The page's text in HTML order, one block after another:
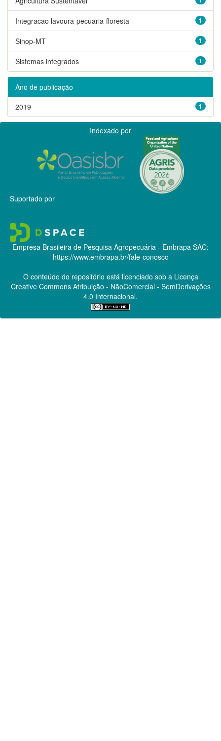
1
Integracao lavoura-pecuaria-floresta
1
Sinop-MT
1
Sistemas integrados
Ano de publicação
1
2019
Indexado por
Suportado por
Empresa Brasileira de Pesquisa Agropecuária - Embrapa SAC:
https://www.embrapa.br/fale-conosco
O conteúdo do repositório está licenciado sob a Licença
Creative CommonsAtribuição - NãoComercial - SemDerivações
4.0 Internacional.